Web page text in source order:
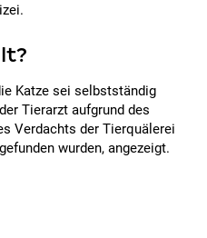
Katze sei selbstständig
Tierarzt aufgrund des
Verdachts der Tierquälerei
wurden, angezeigt.